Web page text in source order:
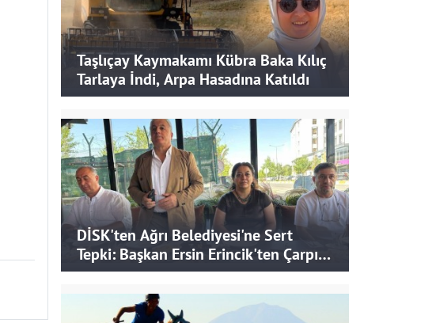
Taşlıçay Kaymakamı Kübra Baka Kılıç
Tarlaya İndi, Arpa Hasadına Katıldı
DİSK'ten Ağrı Belediyesi'ne Sert
Tepki: Başkan Ersin Erincik'ten Çarpıcı
İddialar